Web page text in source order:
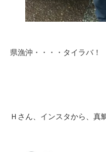
県漁沖・・・・タイラバ！
Ｈさん、インスタから、真